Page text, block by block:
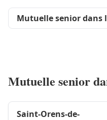
Mutuelle senior dans
Mutuelle senior
Saint-Orens-de-